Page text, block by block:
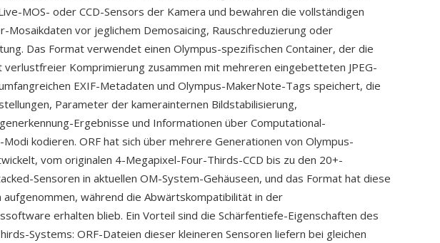
MOS- oder CCD-Sensors der Kamera und bewahren die vollständigen
Mosaikdaten vor jeglichem Demosaicing, Rauschreduzierung oder
Das Format verwendet einen Olympus-spezifischen Container, der die
verlustfreier Komprimierung zusammen mit mehreren eingebetteten JPEG-
EXIF-Metadaten und Olympus-MakerNote-Tags speichert, die
Parameter der kamerainternen Bildstabilisierung,
Ergebnisse und Informationen über Computational-
kodieren. ORF hat sich über mehrere Generationen von Olympus-
vom originalen 4-Megapixel-Four-Thirds-CCD bis zu den 20+-
Sensoren in aktuellen OM-System-Gehäuseen, und das Format hat diese
aufgenommen, während die Abwärtskompatibilität in der
erhalten blieb. Ein Vorteil sind die Schärfentiefe-Eigenschaften des
Systems: ORF-Dateien dieser kleineren Sensoren liefern bei gleichen